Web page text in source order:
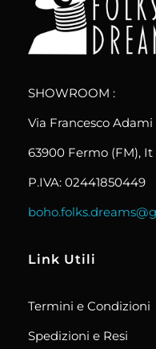
SHOWROOM :
Via Francesco Adami
63900 Fermo (FM), It
P.IVA: 02441850449
Link Utili
Termini e Condizioni
Spedizioni e Resi